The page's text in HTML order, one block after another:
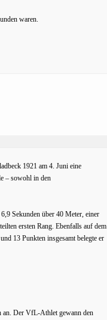
waren.
1921 am 4. Juni eine
– sowohl in den
Sekunden über 40 Meter, einer
ersten Rang. Ebenfalls auf dem
13 Punkten insgesamt belegte er
an. Der VfL-Athlet gewann den